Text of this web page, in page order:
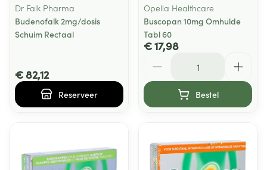
Dr Falk Pharma
Budenofalk 2mg/dosis
Schuim Rectaal
€ 82,12
Reserveer
Opella Healthcare
Buscopan 10mg Omhulde
Tabl 60
€ 17,98
Bestel